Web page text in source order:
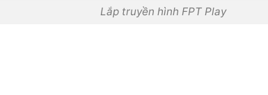
Lắp truyền hình FPT Play